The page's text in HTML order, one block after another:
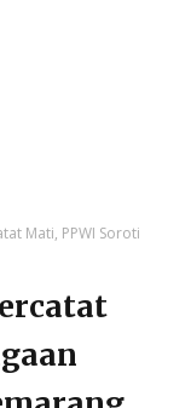
Mati, PPWI Soroti